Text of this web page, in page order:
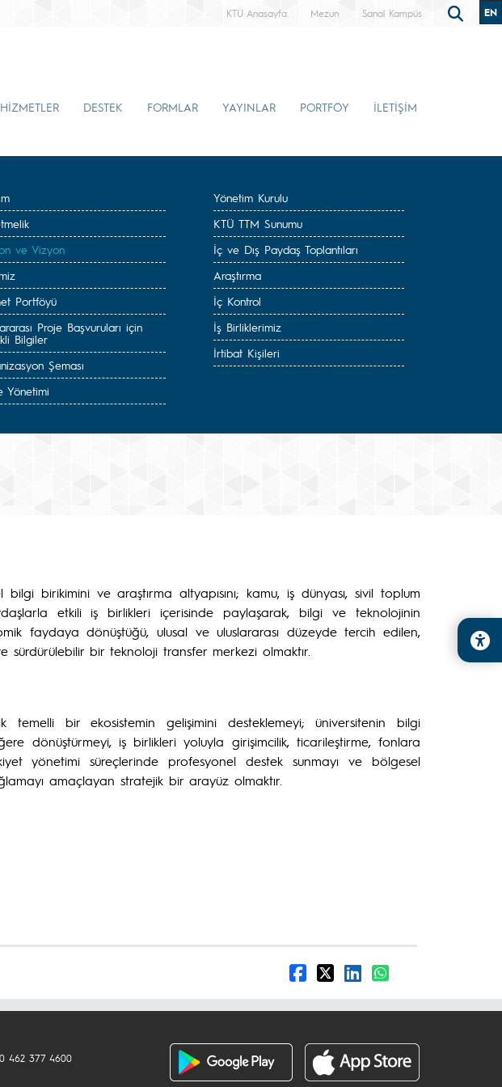
KTÜ Anasayfa Mezun Sanal Kampüs EN
HİZMETLER DESTEK FORMLAR YAYINLAR PORTFÖY İLETİŞİM
ve Vizyon
Portföyü
Proje Başvuruları için
Bilgiler
Şeması
Yönetimi
Yönetim Kurulu
KTÜ TTM Sunumu
İç ve Dış Paydaş Toplantıları
Araştırma
İç Kontrol
İş Birliklerimiz
İrtibat Kişileri
bilgi birikimini ve araştırma altyapısını; kamu, iş dünyası, sivil toplum
etkili iş birlikleri içerisinde paylaşarak, bilgi ve teknolojinin
faydaya dönüştüğü, ulusal ve uluslararası düzeyde tercih edilen,
sürdürülebilir bir teknoloji transfer merkezi olmaktır.
temelli bir ekosistemin gelişimini desteklemeyi; üniversitenin bilgi
dönüştürmeyi, iş birlikleri yoluyla girişimcilik, ticarileştirme, fonlara
yönetimi süreçlerinde profesyonel destek sunmayı ve bölgesel
amaçlayan stratejik bir arayüz olmaktır.
462 377 4600